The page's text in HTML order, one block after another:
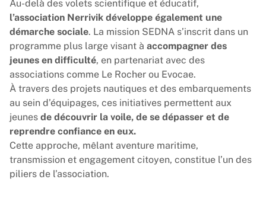
Au-delà des volets scientifique et éducatif,
l’association Nerrivik développe également une
démarche sociale. La mission SEDNA s’inscrit dans un
programme plus large visant à accompagner des
jeunes en difficulté, en partenariat avec des
associations comme Le Rocher ou Evocae.
À travers des projets nautiques et des embarquements
au sein d’équipages, ces initiatives permettent aux
jeunes de découvrir la voile, de se dépasser et de
reprendre confiance en eux.
Cette approche, mêlant aventure maritime,
transmission et engagement citoyen, constitue l’un des
piliers de l’association.